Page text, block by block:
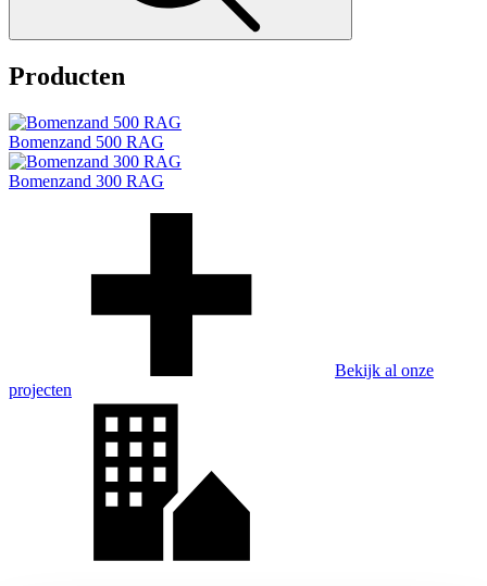
Producten
Bomenzand 500 RAG
Bomenzand 300 RAG
Bekijk al onze
projecten